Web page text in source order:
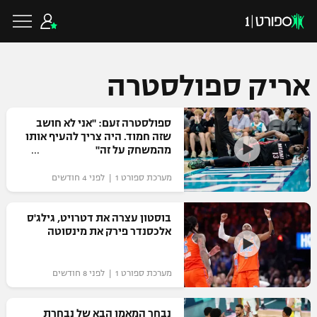
כדורגל ישראלי
ליגת העל
גביע הטוטו
ליגיונרים
גביע המדינה
כדורגל עולמי
ליגת האלופות
ליגה אירופית
ליגה אנגלית
כדורסל ישראלי
ליגת ווינר סל
ליגה לאומית
כדורסל עולמי
NBA
אריק ספולסטרה
ספולסטרה זעם: "אני לא חושב
שזה חמוד. היה צריך להעיף אותו
מהמשחק על זה"
מערכת ספורט 1 | לפני 4 חודשים
בוסטון עצרה את דטרויט, גילג'ס
אלכסנדר פירק את מינסוטה
מערכת ספורט 1 | לפני 8 חודשים
נבחר המאמן הבא של נבחרת